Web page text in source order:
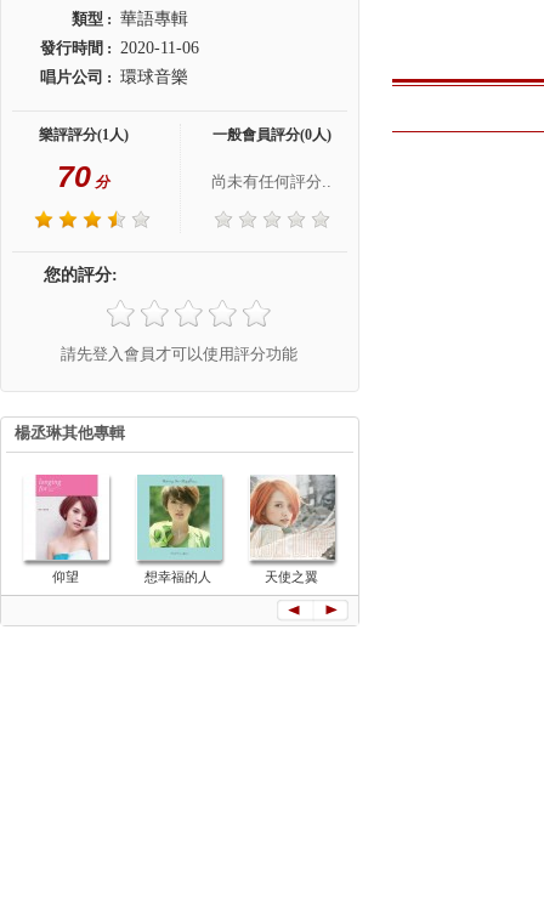
類型 : 華語專輯
發行時間 : 2020-11-06
唱片公司 : 環球音樂
樂評評分(1人)
70 分
一般會員評分(0人)
尚未有任何評分..
您的評分:
請先登入會員才可以使用評分功能
楊丞琳其他專輯
仰望 想幸福的人 天使之翼